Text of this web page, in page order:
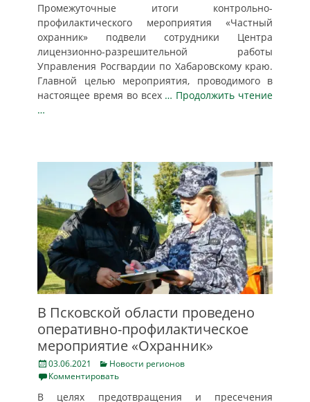
Промежуточные итоги контрольно-
профилактического мероприятия «Частный
охранник» подвели сотрудники Центра
лицензионно-разрешительной работы
Управления Росгвардии по Хабаровскому краю.
Главной целью мероприятия, проводимого в
настоящее время во всех … Продолжить чтение
…
В Псковской области проведено
оперативно-профилактическое
мероприятие «Охранник»
Posted
on
03.06.2021 Categories
Новости регионов
Комментировать
В целях предотвращения и пресечения